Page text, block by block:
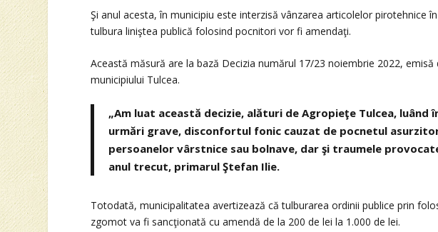
Şi anul acesta, în municipiu este interzisă vânzarea articolelor pirotehnice
tulbura liniştea publică folosind pocnitori vor fi amendaţi.
Această măsură are la bază Decizia numărul 17/23 noiembrie 2022,
municipiului Tulcea.
„Am luat această decizie, alături de Agropieţe Tulcea, luând
urmări grave, disconfortul fonic cauzat de pocnetul
persoanelor vârstnice sau bolnave, dar şi traumele
anul trecut, primarul Ştefan Ilie.
Totodată, municipalitatea avertizează că tulburarea ordinii publice prin
zgomot va fi sancţionată cu amendă de la 200 de lei la 1.000 de lei.